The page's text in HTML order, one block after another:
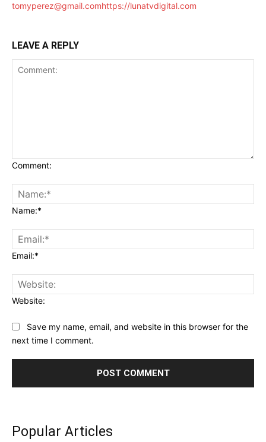
tomyperez@gmail.comhttps://lunatvdigital.com
LEAVE A REPLY
Comment:
Name:*
Email:*
Website:
Save my name, email, and website in this browser for the
next time I comment.
Popular Articles